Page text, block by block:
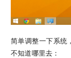
简单调整一下系统
不知道哪里去：